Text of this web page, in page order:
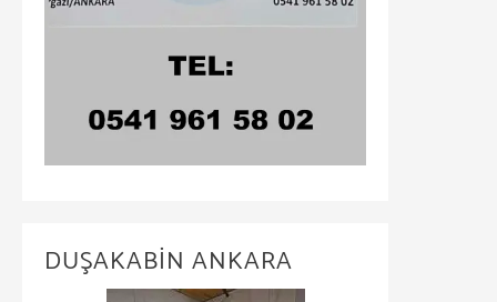
DUŞAKABİN ANKARA